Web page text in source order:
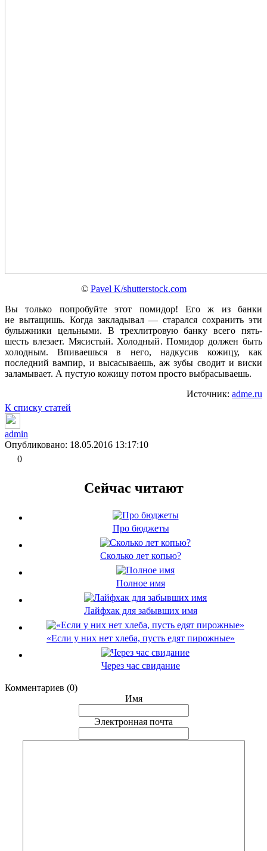
© Pavel K/shutterstock.com
Вы только попробуйте этот помидор! Его ж из банки
не вытащишь. Когда закладывал — старался сохранить эти
булыжники цельными. В трехлитровую банку всего пять-
шесть влезает. Мясистый. Холодный. Помидор должен быть
холодным. Впиваешься в него, надкусив кожицу, как
последний вампир, и высасываешь, аж зубы сводит и виски
заламывает. А пустую кожицу потом просто выбрасываешь.
Источник: adme.ru
К списку статей
admin
Опубликовано: 18.05.2016 13:17:10
0
Сейчас читают
Про бюджеты
Сколько лет копью?
Полное имя
Лайфхак для забывших имя
«Если у них нет хлеба, пусть едят пирожные»
Через час свидание
Комментариев (0)
Имя
Электронная почта